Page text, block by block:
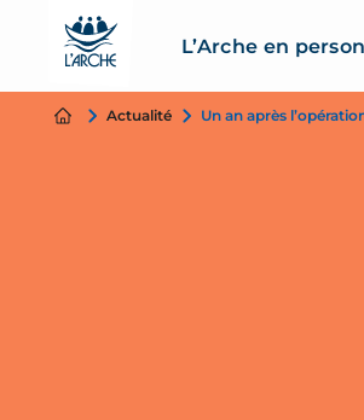
L’Arche en
Actualité Un an après